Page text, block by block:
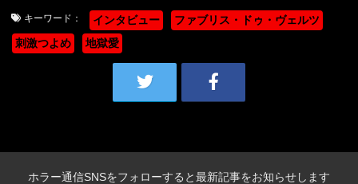
キーワード： インタビュー
ファブリス・ドゥ・ヴェルツ
刺激つよめ
地獄愛
ホラー通信SNSをフォローすると最新記事をお知らせします